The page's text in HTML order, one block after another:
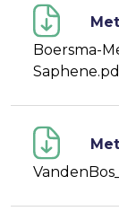
Boersma-